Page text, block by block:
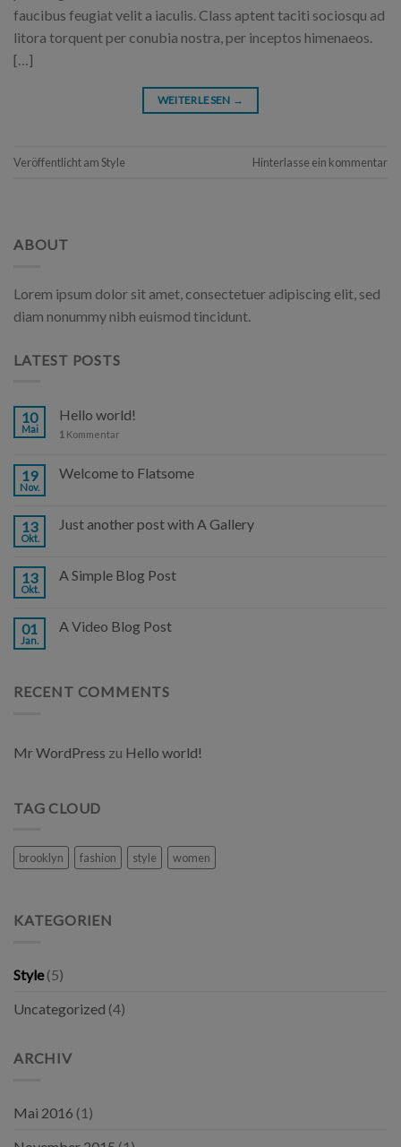
faucibus feugiat velit a iaculis. Class aptent taciti sociosqu ad
litora torquent per conubia nostra, per inceptos himenaeos.
[…]
WEITERLESEN →
Veröffentlicht amStyle Hinterlasse ein kommentar
ABOUT
Lorem ipsum dolor sit amet, consectetuer adipiscing elit, sed
diam nonummy nibh euismod tincidunt.
LATEST POSTS
10
Mai
Hello world!
1 Kommentar
19
Nov.
Welcome to Flatsome
13
Okt.
Just another post with A Gallery
13
Okt.
A Simple Blog Post
01
Jan.
A Video Blog Post
RECENT COMMENTS
Mr WordPress zu Hello world!
TAG CLOUD
brooklyn fashion style women
KATEGORIEN
Style(5)
Uncategorized (4)
ARCHIV
Mai 2016 (1)